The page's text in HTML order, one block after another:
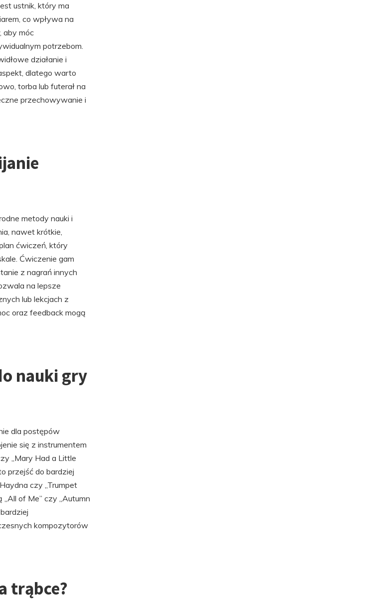
ustnik, który ma
co wpływa na
aby móc
potrzebom.
działanie i
dlatego warto
torba lub futerał na
przechowywanie i
metody nauki i
nawet krótkie,
ćwiczeń, który
Ćwiczenie gam
z nagrań innych
na lepsze
lub lekcjach z
oraz feedback mogą
nauki gry
dla postępów
się z instrumentem
„Mary Had a Little
przejść do bardziej
czy „Trumpet
of Me” czy „Autumn
kompozytorów
trąbce?